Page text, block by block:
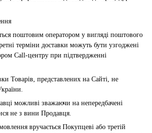
поштовим оператором у вигляді поштового
терміни доставки можуть бути узгоджені
Call-центру при підтвердженні
Товарів, представлених на Сайті, не
можливі зважаючи на непередбачені
не з вини Продавця.
вручається Покупцеві або третій